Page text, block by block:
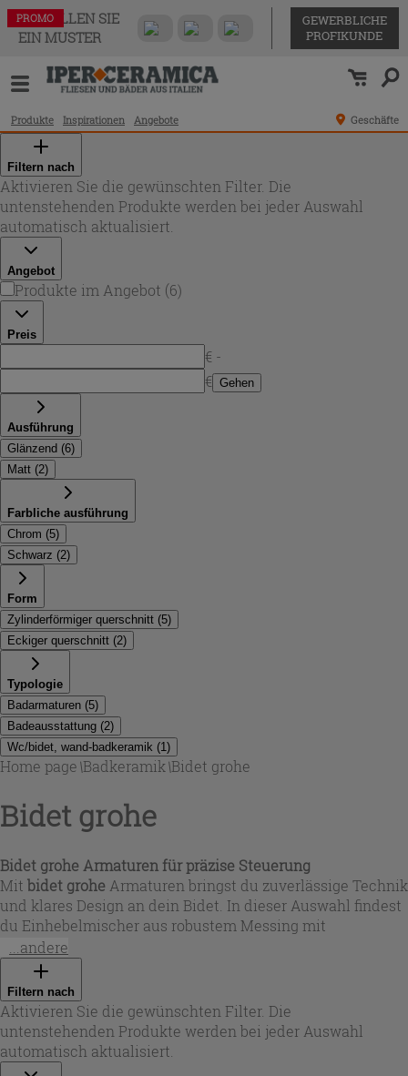
BESTELLEN SIE
EIN MUSTER
GEWERBLICHE
PROFIKUNDE
Produkte Inspirationen Angebote Geschäfte
Filtern nach
Aktivieren Sie die gewünschten Filter. Die
untenstehenden Produkte werden bei jeder Auswahl
automatisch aktualisiert.
Angebot
Produkte im Angebot (6)
Preis
€ -
€ Gehen
Ausführung
Glänzend (6)
Matt (2)
Farbliche ausführung
Chrom (5)
Schwarz (2)
Form
Zylinderförmiger querschnitt (5)
Eckiger querschnitt (2)
Typologie
Badarmaturen (5)
Badeausstattung (2)
Wc/bidet, wand-badkeramik (1)
Home page\Badkeramik\Bidet grohe
Bidet grohe
Bidet grohe Armaturen für präzise Steuerung
Mit bidet grohe Armaturen bringst du zuverlässige Technik
und klares Design an dein Bidet. In dieser Auswahl findest
du Einhebelmischer aus robustem Messing mit
langlebigen Chromoberflächen sowie Varianten in mattem
Schwarz für moderne Badkonzepte. Je nach Modell sorgen
Keramikkartuschen für eine feinfühlige Bedienung,
Strahlregler bzw. verstellbare Mousseure für eine
kontrollierte Wasserabgabe und integrierte
Durchflussbegrenzer für einen bewussteren Verbrauch.
Damit passen
...andere
Filtern nach
Aktivieren Sie die gewünschten Filter. Die
untenstehenden Produkte werden bei jeder Auswahl
automatisch aktualisiert.
PROMO
PROMO
PROMO
PROMO
PROMO
PROMO